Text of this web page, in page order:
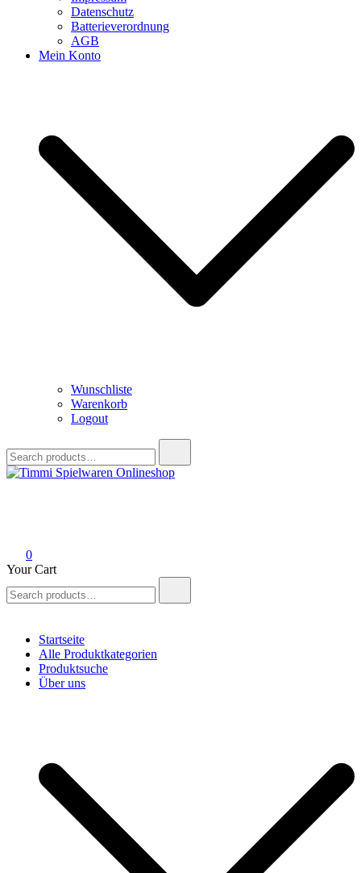
Datenschutz
Batterieverordnung
AGB
Mein Konto
Wunschliste
Warenkorb
Logout
for:
0
Your Cart
for:
Startseite
Alle Produktkategorien
Produktsuche
Über uns